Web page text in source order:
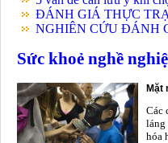
ĐÁNH GIÁ THỰC
NGHIÊN CỨU ĐÁNH
Sức khoẻ nghề
Mặt
Các
láng
hóa